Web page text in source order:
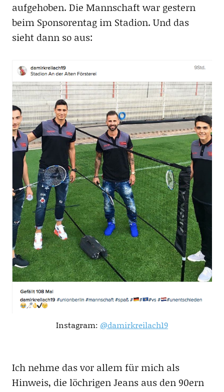
aufgehoben. Die Mannschaft war gestern
beim Sponsorentag im Stadion. Und das
sieht dann so aus:
Instagram: @damirkreilach19
Ich nehme das vor allem für mich als
Hinweis, die löchrigen Jeans aus den 90ern